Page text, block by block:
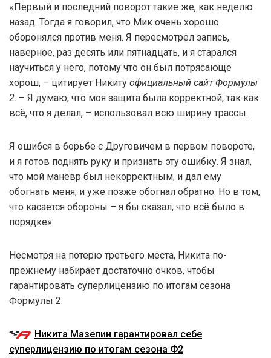
«Первый и последний поворот такие же, как неделю
назад. Тогда я говорил, что Мик очень хорошо
оборонялся против меня. Я пересмотрел запись,
наверное, раз десять или пятнадцать, и я старался
научиться у него, потому что он был потрясающе
хорош, – цитирует Никиту официальный сайт Формулы
2. – Я думаю, что моя защита была корректной, так как
всё, что я делал, – использовал всю ширину трассы.
Я ошибся в борьбе с Друговичем в первом повороте,
и я готов поднять руку и признать эту ошибку. Я знал,
что мой манёвр был некорректным, и дал ему
обогнать меня, и уже позже обогнал обратно. Но в том,
что касается обороны – я бы сказал, что всё было в
порядке».
Несмотря на потерю третьего места, Никита по-
прежнему набирает достаточно очков, чтобы
гарантировать суперлицензию по итогам сезона
Формулы 2.
Никита Мазепин гарантировал себе
суперлицензию по итогам сезона Ф2